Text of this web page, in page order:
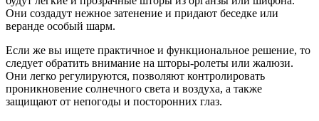
Они создадут нежное затенение и придают беседке или
веранде особый шарм.
Если же вы ищете практичное и функциональное решение, то
следует обратить внимание на шторы-ролеты или жалюзи.
Они легко регулируются, позволяют контролировать
проникновение солнечного света и воздуха, а также
защищают от непогоды и посторонних глаз.